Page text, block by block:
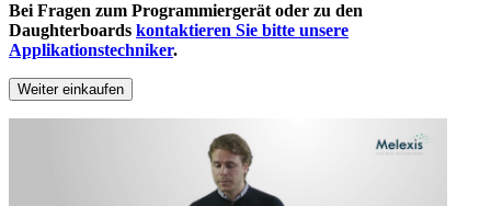
Bei Fragen zum Programmiergerät oder zu den
Daughterboards kontaktieren Sie bitte unsere
Applikationstechniker.
Weiter einkaufen